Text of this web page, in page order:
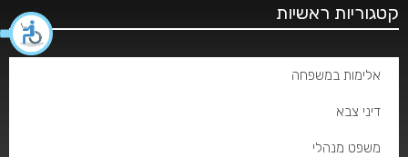
קטגוריות ראשיות
אלימות במשפחה
דיני צבא
משפט מנהלי